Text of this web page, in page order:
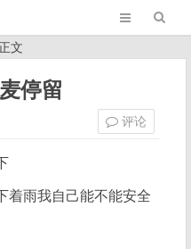
正文
停留
评论
着雨我自己能不能安全